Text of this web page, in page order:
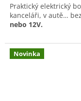
z
5
hvězdiček.
Praktický elektrický
kanceláři, v autě…
nebo 12V.
Novinka